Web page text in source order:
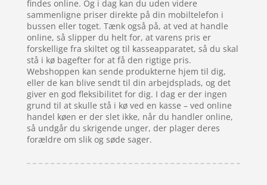
findes online. Og i dag kan du uden videre
sammenligne priser direkte på din mobiltelefon i
bussen eller toget. Tænk også på, at ved at handle
online, så slipper du helt for, at varens pris er
forskellige fra skiltet og til kasseapparatet, så du skal
stå i kø bagefter for at få den rigtige pris.
Webshoppen kan sende produkterne hjem til dig,
eller de kan blive sendt til din arbejdsplads, og det
giver en god fleksibilitet for dig. I dag er der ingen
grund til at skulle stå i kø ved en kasse – ved online
handel køen er der slet ikke, når du handler online,
så undgår du skrigende unger, der plager deres
forældre om slik og søde sager.